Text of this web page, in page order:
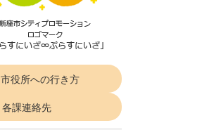
市役所への行き方
各課連絡先